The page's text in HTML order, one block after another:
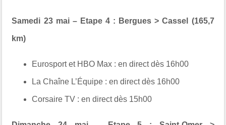
Samedi 23 mai – Etape 4 : Bergues > Cassel (165,7
km)
Eurosport et HBO Max : en direct dès 16h00
La Chaîne L’Équipe : en direct dès 16h00
Corsaire TV : en direct dès 15h00